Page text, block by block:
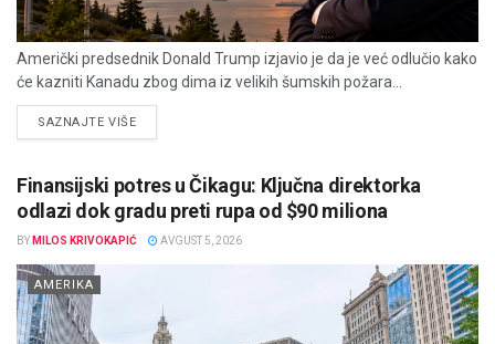
Američki predsednik Donald Trump izjavio je da je već odlučio kako
će kazniti Kanadu zbog dima iz velikih šumskih požara...
SAZNAJTE VIŠEDETAILS
Finansijski potres u Čikagu: Ključna direktorka
odlazi dok gradu preti rupa od $90 miliona
BY MILOS KRIVOKAPIĆ AVGUST 5, 2026
AMERIKA